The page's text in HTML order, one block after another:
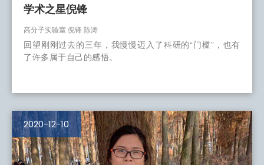
学术之星倪锋
高分子实验室 倪锋 陈涛
回望刚刚过去的三年，我慢慢迈入了科研的“门槛”，也有
了许多属于自己的感悟。
2020-12-10